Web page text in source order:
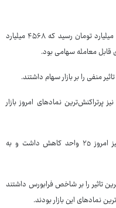
همچنین، ارزش کل معاملات امروز بازار به ۱۵۹۶۹ میلیارد تومان رسید که ۴۵۶۸ میلیارد
معامله سهامی بود.
منفی را بر بازار سهام داشتند.
پرتراکنش‌ترین نمادهای امروز بازار
بر این اساس، شاخص کل فرابورس (آیفکس) نیز امروز ٢٥ واحد کاهش داشت و به
تاثیر را بر شاخص فرابورس داشتند
نمادهای این بازار بودند.